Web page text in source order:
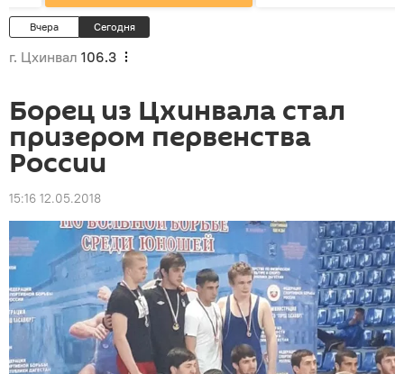
Вчера Сегодня
г. Цхинвал 106.3
Борец из Цхинвала стал
призером первенства
России
15:16 12.05.2018